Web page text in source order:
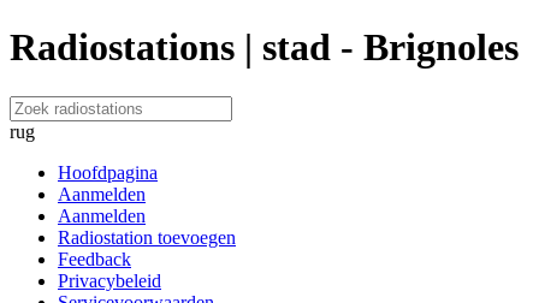
Radiostations | stad - Brignoles
rug
Hoofdpagina
Aanmelden
Aanmelden
Radiostation toevoegen
Feedback
Privacybeleid